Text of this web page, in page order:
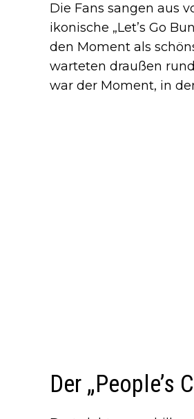
Die Fans sangen aus
ikonische „Let’s Go
den Moment als
warteten draußen
war der Moment, in
Der „People’s